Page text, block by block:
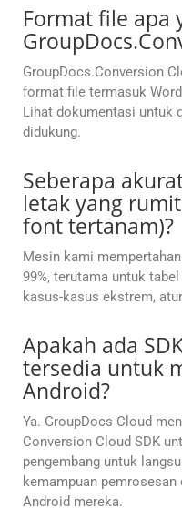
Format file apa
GroupDocs.Conversion
format file termasuk
Lihat dokumentasi untuk
didukung.
Seberapa
letak yang
font tertanam)?
Mesin kami
99%, terutama untuk
kasus-kasus ekstrem,
Apakah ada
tersedia untuk
Android?
Ya. GroupDocs Cloud
Conversion Cloud SDK
pengembang untuk
kemampuan
Android mereka.